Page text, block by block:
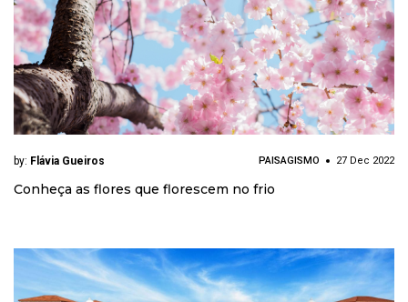
by: Flávia Gueiros PAISAGISMO 27 Dec 2022
Conheça as flores que florescem no frio